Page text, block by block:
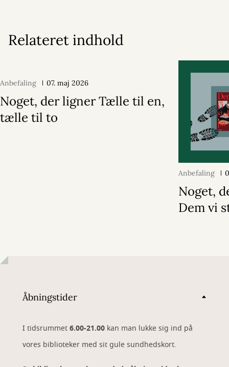
Relateret indhold
Anbefaling 07. maj 2026
Noget, der ligner Tælle til en,
tælle til to
Anbefaling
Noget,
Dem vi
Åbningstider
I tidsrummet6.00-21.00 kan man lukke sig ind på
vores biblioteker med sit gule sundhedskort.